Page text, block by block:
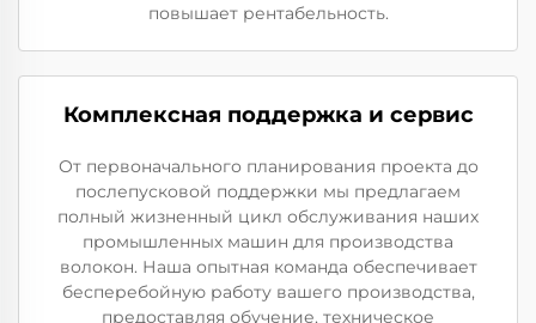
повышает рентабельность.
Комплексная поддержка и сервис
От первоначального планирования проекта до
послепусковой поддержки мы предлагаем
полный жизненный цикл обслуживания наших
промышленных машин для производства
волокон. Наша опытная команда обеспечивает
бесперебойную работу вашего производства,
предоставляя обучение, техническое